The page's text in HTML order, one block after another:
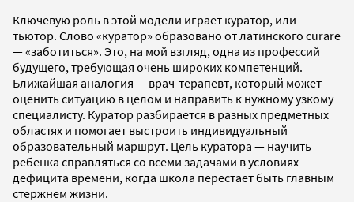
Ключевую роль в этой модели играет куратор, или
тьютор. Слово «куратор» образовано от латинского curare
— «заботиться». Это, на мой взгляд, одна из профессий
будущего, требующая очень широких компетенций.
Ближайшая аналогия — врач-терапевт, который может
оценить ситуацию в целом и направить к нужному узкому
специалисту. Куратор разбирается в разных предметных
областях и помогает выстроить индивидуальный
образовательный маршрут. Цель куратора — научить
ребенка справляться со всеми задачами в условиях
дефицита времени, когда школа перестает быть главным
стержнем жизни.